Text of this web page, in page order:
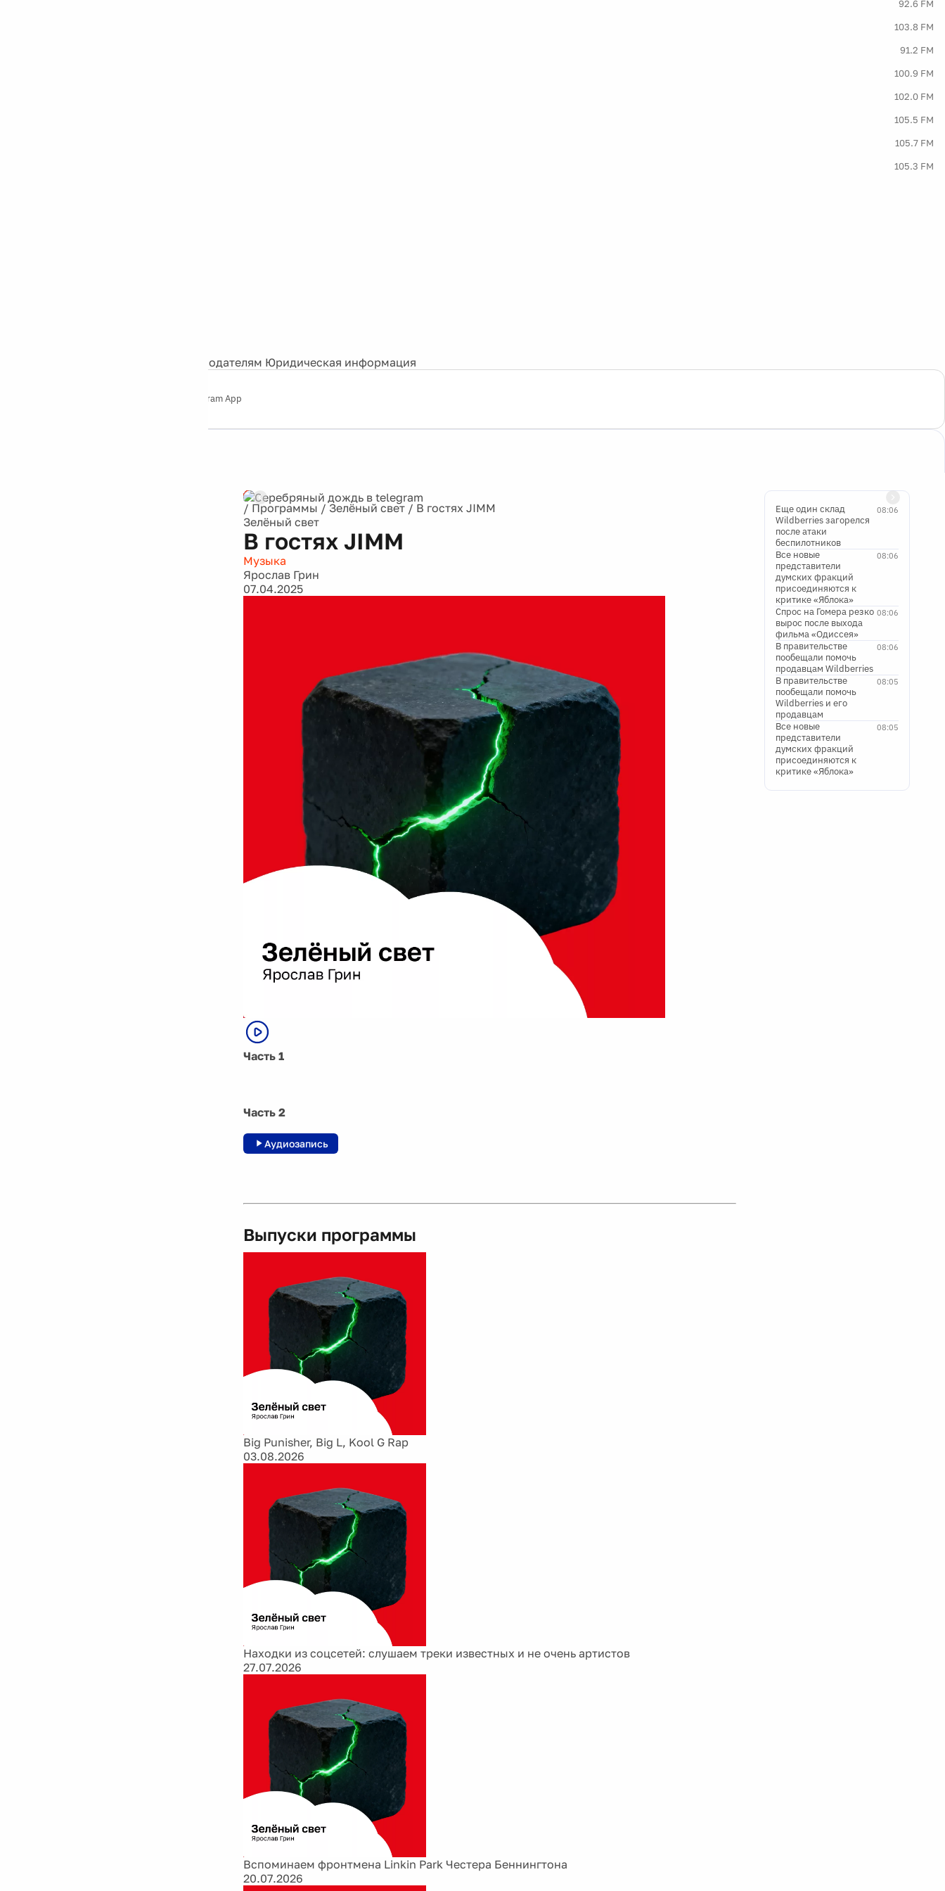
92.6 FM
103.8 FM
91.2 FM
100.9 FM
102.0 FM
105.5 FM
105.7 FM
105.3 FM
Рекламодателям Юридическая информация
Telegram App
/ Программы / Зелёный свет / В гостях JIMM
Зелёный свет
В гостях JIMM
Музыка
Ярослав Грин
07.04.2025
Часть 1
Часть 2
Аудиозапись
Выпуски программы
Big Punisher, Big L, Kool G Rap
03.08.2026
Находки из соцсетей: слушаем треки известных и не очень артистов
27.07.2026
Вспоминаем фронтмена Linkin Park Честера Беннингтона
20.07.2026
08:06
Еще один склад
Wildberries загорелся
после атаки
беспилотников
08:06
Все новые
представители
думских фракций
присоединяются к
критике «Яблока»
08:06
Спрос на Гомера резко
вырос после выхода
фильма «Одиссея»
08:06
В правительстве
пообещали помочь
продавцам Wildberries
08:05
В правительстве
пообещали помочь
Wildberries и его
продавцам
08:05
Все новые
представители
думских фракций
присоединяются к
критике «Яблока»